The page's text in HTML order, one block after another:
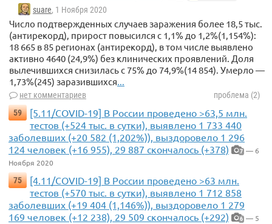
suare, 1 Ноября 2020
Число подтвержденных случаев заражения более 18,5 тыс.
(антирекорд), прирост повысился с 1,1% до 1,2%(1,154%):
18 665 в 85 регионах (антирекорд), в том числе выявлено
активно 4640 (24,9%) без клинических проявлений. Доля
вылечившихся снизилась с 75% до 74,9%(14 854). Умерло —
1,73%(245) заразившихся...
нет комментариев
проблема (2)
59
[5.11/COVID-19] В России проведено >63,5 млн.
тестов (+524 тыс. в сутки), выявлено 1 733 440
заболевших (+20 582 (1,202%)), выздоровело 1 296
124 человек (+16 955), 29 887 скончалось (+378)
7 — 6
Ноября 2020
75
[4.11/COVID-19] В России проведено >63 млн.
тестов (+570 тыс. в сутки), выявлено 1 712 858
заболевших (+19 404 (1,146%)), выздоровело 1 279
169 человек (+12 238), 29 509 скончалось (+292)
6 — 5